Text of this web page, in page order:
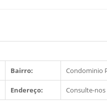
Bairro: Condominio
Endereço: Consulte-nos